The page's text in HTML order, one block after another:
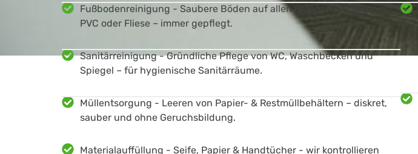
Fußbodenreinigung - Saubere Böden auf allen Belägen – ob Teppich,
PVC oder Fliese – immer gepflegt.
Sanitärreinigung - Gründliche Pflege von WC, Waschbecken und
Spiegel – für hygienische Sanitärräume.
Müllentsorgung - Leeren von Papier- & Restmüllbehältern – diskret,
sauber und ohne Geruchsbildung.
Materialauffüllung - Seife, Papier & Handtücher - wir kontrollieren